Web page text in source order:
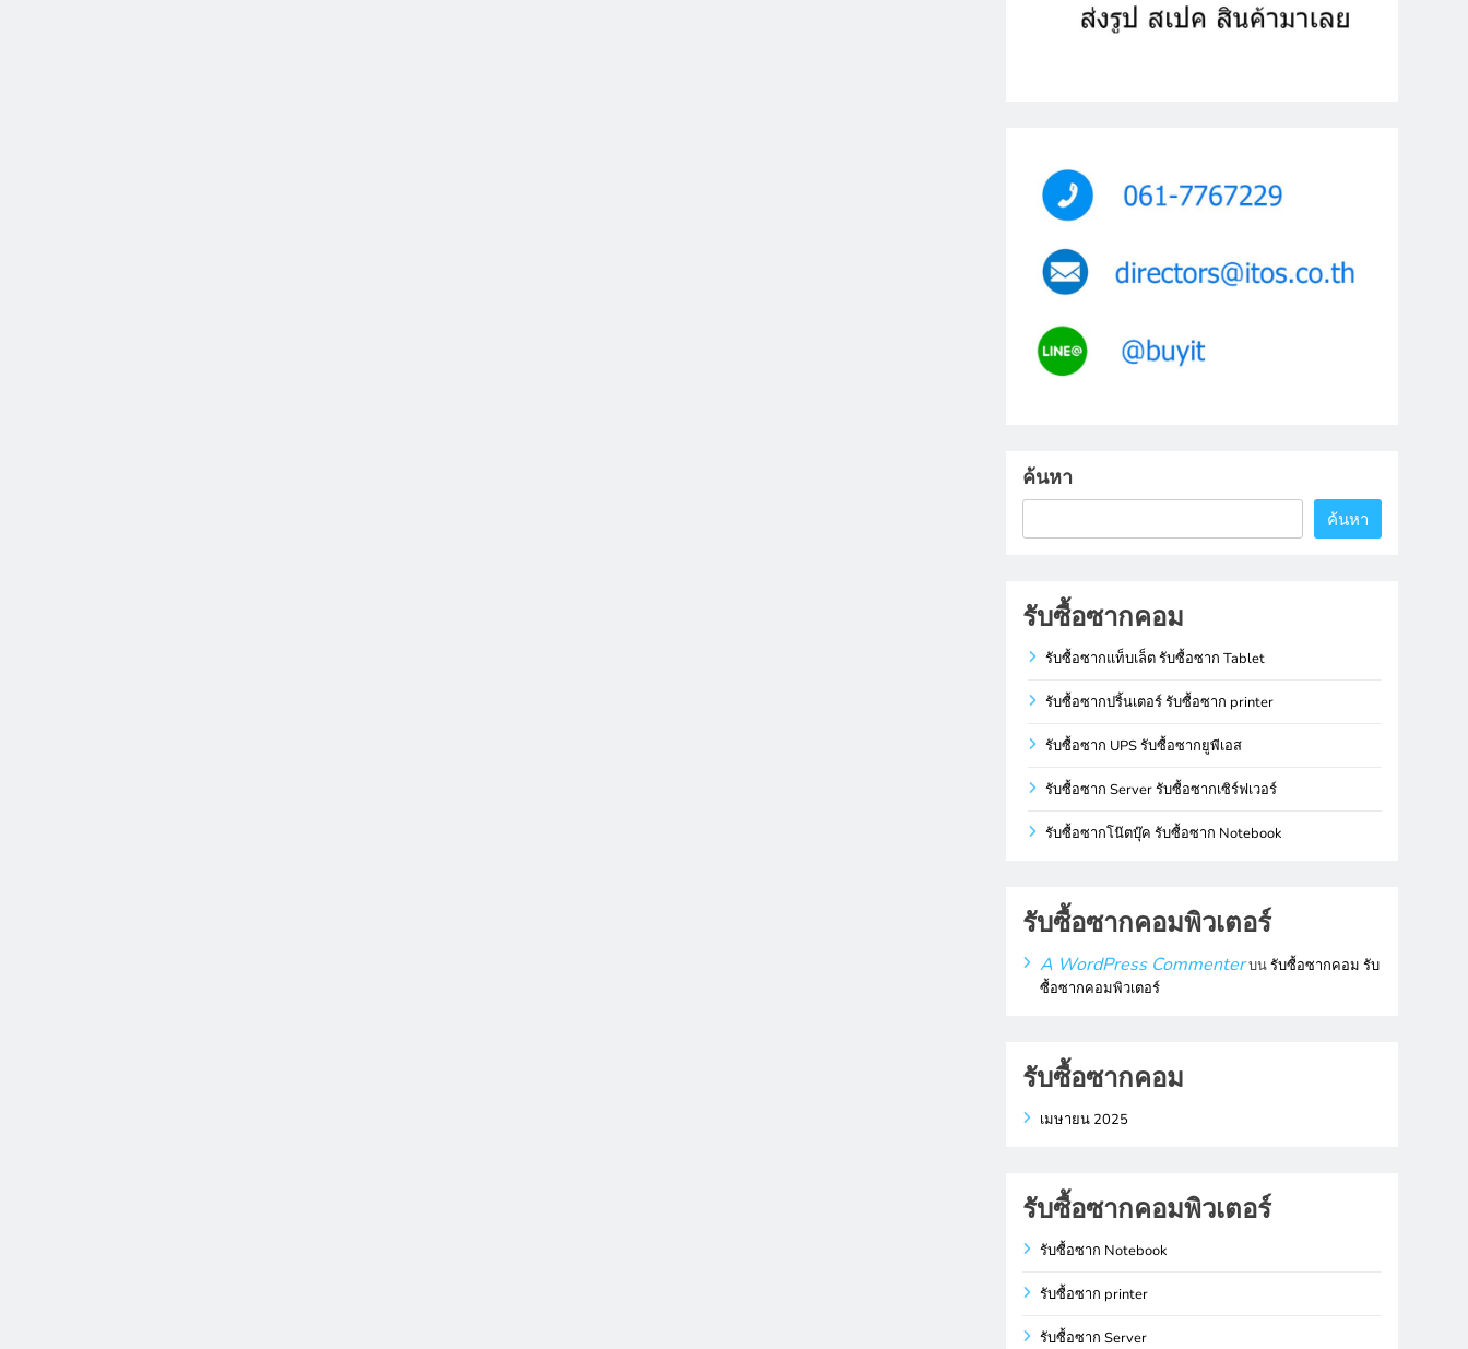
ค้นหา
ค้นหา
รับซื้อซากคอม
รับซื้อซากแท็บเล็ต รับซื้อซาก Tablet
รับซื้อซากปริ้นเตอร์ รับซื้อซาก printer
รับซื้อซาก UPS รับซื้อซากยูพีเอส
รับซื้อซาก Server รับซื้อซากเซิร์ฟเวอร์
รับซื้อซากโน๊ตบุ๊ค รับซื้อซาก Notebook
รับซื้อซากคอมพิวเตอร์
A WordPress Commenterบนรับซื้อซากคอม รับ
ซื้อซากคอมพิวเตอร์
รับซื้อซากคอม
เมษายน 2025
รับซื้อซากคอมพิวเตอร์
รับซื้อซาก Notebook
รับซื้อซาก printer
รับซื้อซาก Server